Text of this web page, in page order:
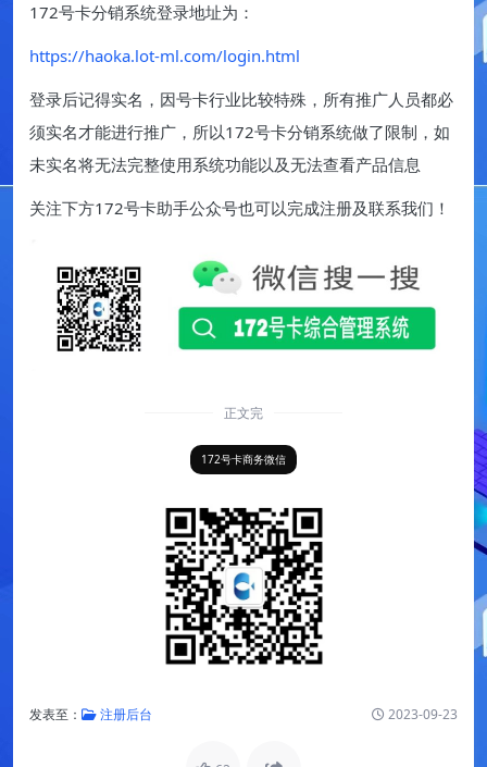
172号卡分销系统登录地址为：
https://haoka.lot-ml.com/login.html
登录后记得实名，因号卡行业比较特殊，所有推广人员都必
须实名才能进行推广，所以172号卡分销系统做了限制，如
未实名将无法完整使用系统功能以及无法查看产品信息
关注下方172号卡助手公众号也可以完成注册及联系我们！
正文完
172号卡商务微信
发表至： 注册后台 2023-09-23